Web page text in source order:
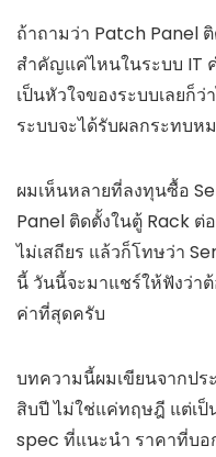
ถ้าถามว่า Patch Panel
สำคัญแค่ไหนในระบบ IT
เป็นหัวใจของระบบเลยก็
ระบบจะได้รับผลกระทบห
ผมเห็นหลายที่ลงทุนซื้อ
Panel ติดตั้งในตู้ Rack ต่
ไม่เสถียร แล้วก็โทษว่า
นี้ วันนี้จะมาแชร์ให้ฟังว่าต้
ค่าที่สุดครับ
บทความนี้ผมเขียนจากปร
สิบปี ไม่ใช่แค่ทฤษฎี แต่เ
spec ที่แนะนำ ราคาที่บอ